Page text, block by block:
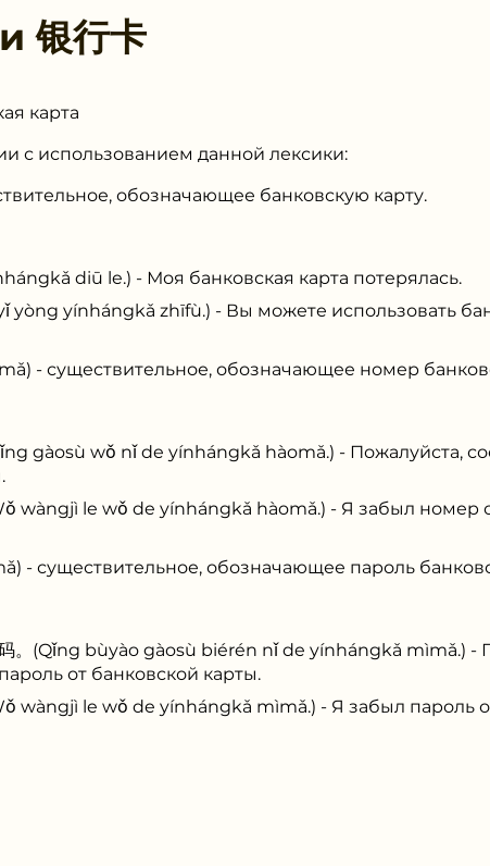
银行卡
карта
с использованием данной лексики:
обозначающее банковскую карту.
diū le.) - Моя банковская карта потерялась.
yòng yínhángkǎ zhīfù.) - Вы можете использовать
- существительное, обозначающее номер
gàosù wǒ nǐ de yínhángkǎ hàomǎ.) - Пожалуйста,
wàngjì le wǒ de yínhángkǎ hàomǎ.) - Я забыл номер
- существительное, обозначающее пароль
码。(Qǐng bùyào gàosù biérén nǐ de yínhángkǎ mìmǎ.) -
от банковской карты.
wàngjì le wǒ de yínhángkǎ mìmǎ.) - Я забыл пароль